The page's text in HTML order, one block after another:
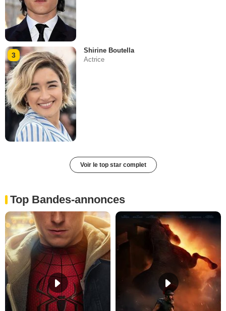
3
Shirine Boutella
Actrice
Voir le top star complet
Top Bandes-annonces